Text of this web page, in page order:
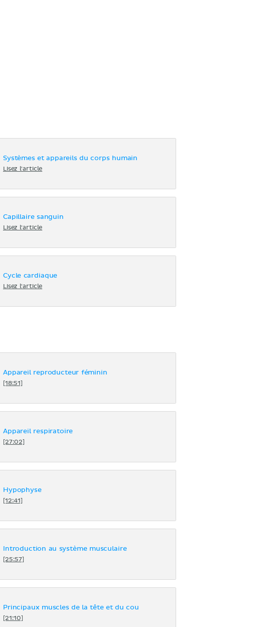
Systèmes et appareils du corps humain
Lisez l'article
Capillaire sanguin
Lisez l'article
Cycle cardiaque
Lisez l'article
Appareil reproducteur féminin
[18:51]
Appareil respiratoire
[27:02]
Hypophyse
[12:41]
Introduction au système musculaire
[25:57]
Principaux muscles de la tête et du cou
[21:10]